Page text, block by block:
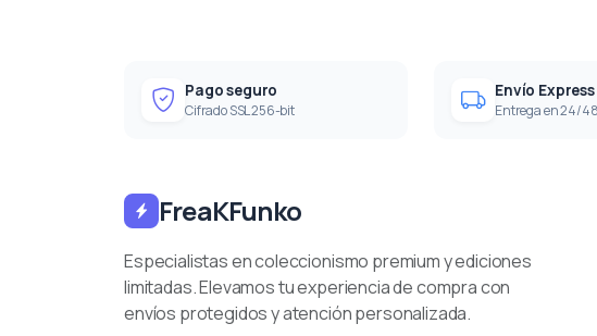
Pago seguro
Cifrado SSL 256-bit
Envío Express
Entrega en 24/
FreaKFunko
Especialistas en coleccionismo premium y ediciones
limitadas. Elevamos tu experiencia de compra con
envíos protegidos y atención personalizada.